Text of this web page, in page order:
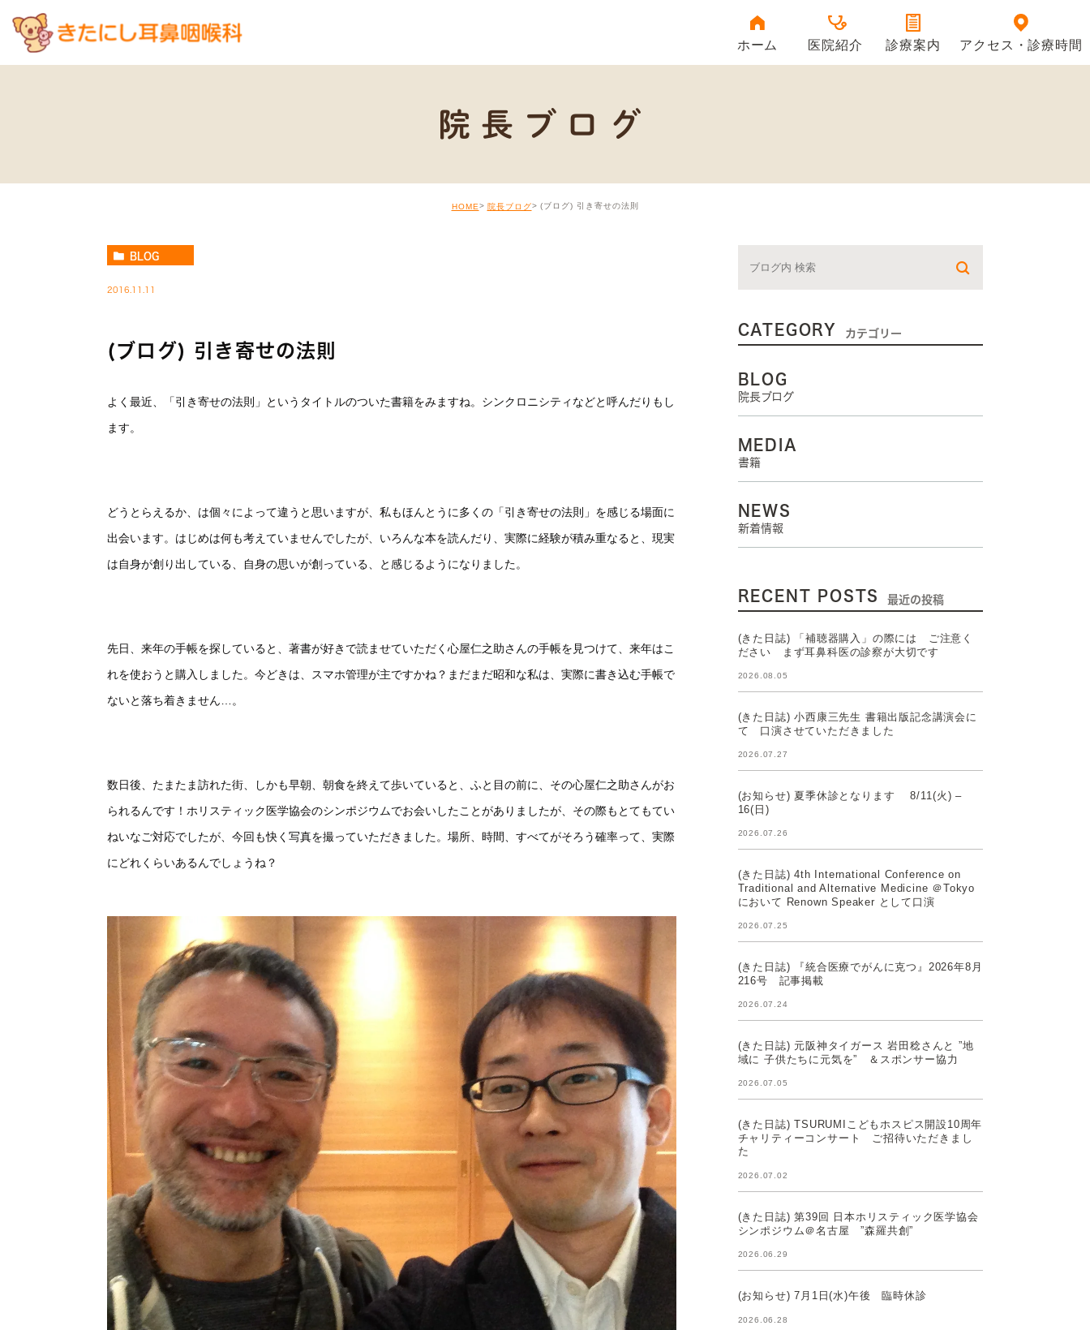
ホーム 医院紹介 診療案内 アクセス・診療時間
院長ブログ
HOME 院長ブログ (ブログ) 引き寄せの法則
BLOG
2016.11.11
(ブログ) 引き寄せの法則
よく最近、「引き寄せの法則」というタイトルのついた書籍をみますね。シンクロニシティなどと呼んだりもし
ます。
どうとらえるか、は個々によって違うと思いますが、私もほんとうに多くの「引き寄せの法則」を感じる場面に
出会います。はじめは何も考えていませんでしたが、いろんな本を読んだり、実際に経験が積み重なると、現実
は自身が創り出している、自身の思いが創っている、と感じるようになりました。
先日、来年の手帳を探していると、著書が好きで読ませていただく心屋仁之助さんの手帳を見つけて、来年はこ
れを使おうと購入しました。今どきは、スマホ管理が主ですかね？まだまだ昭和な私は、実際に書き込む手帳で
ないと落ち着きません…。
数日後、たまたま訪れた街、しかも早朝、朝食を終えて歩いていると、ふと目の前に、その心屋仁之助さんがお
られるんです！ホリスティック医学協会のシンポジウムでお会いしたことがありましたが、その際もとてもてい
ねいなご対応でしたが、今回も快く写真を撮っていただきました。場所、時間、すべてがそろう確率って、実際
にどれくらいあるんでしょうね？
CATEGORY カテゴリー
BLOG
院長ブログ
MEDIA
書籍
NEWS
新着情報
RECENT POSTS 最近の投稿
(きた日誌) 「補聴器購入」の際には ご注意く
ださい まず耳鼻科医の診察が大切です
2026.08.05
(きた日誌) 小西康三先生 書籍出版記念講演会に
て 口演させていただきました
2026.07.27
(お知らせ) 夏季休診となります 8/11(火) –
16(日)
2026.07.26
(きた日誌) 4th International Conference on
Traditional and Alternative Medicine ＠Tokyo
において Renown Speaker として口演
2026.07.25
(きた日誌) 『統合医療でがんに克つ』2026年8月
216号 記事掲載
2026.07.24
(きた日誌) 元阪神タイガース 岩田稔さんと ”地
域に 子供たちに元気を” ＆スポンサー協力
2026.07.05
(きた日誌) TSURUMIこどもホスピス開設10周年
チャリティーコンサート ご招待いただきまし
た
2026.07.02
(きた日誌) 第39回 日本ホリスティック医学協会
シンポジウム＠名古屋 ”森羅共創”
2026.06.29
(お知らせ) 7月1日(水)午後 臨時休診
2026.06.28